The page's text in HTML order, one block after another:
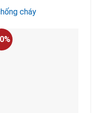
cháy